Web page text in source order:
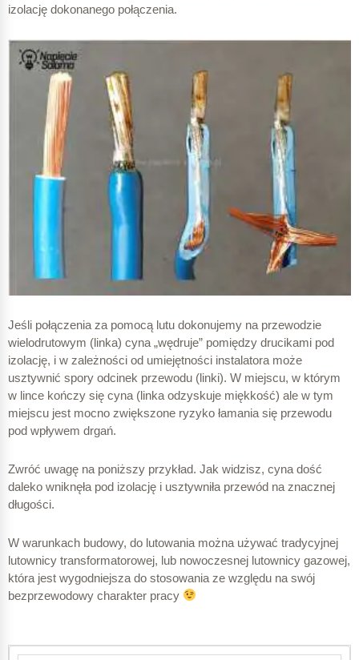
izolację dokonanego połączenia.
Jeśli połączenia za pomocą lutu dokonujemy na przewodzie
wielodrutowym (linka) cyna „wędruje” pomiędzy drucikami pod
izolację, i w zależności od umiejętności instalatora może
usztywnić spory odcinek przewodu (linki). W miejscu, w którym
w lince kończy się cyna (linka odzyskuje miękkość) ale w tym
miejscu jest mocno zwiększone ryzyko łamania się przewodu
pod wpływem drgań.
Zwróć uwagę na poniższy przykład. Jak widzisz, cyna dość
daleko wniknęła pod izolację i usztywniła przewód na znacznej
długości.
W warunkach budowy, do lutowania można używać tradycyjnej
lutownicy transformatorowej, lub nowoczesnej lutownicy gazowej,
która jest wygodniejsza do stosowania ze względu na swój
bezprzewodowy charakter pracy